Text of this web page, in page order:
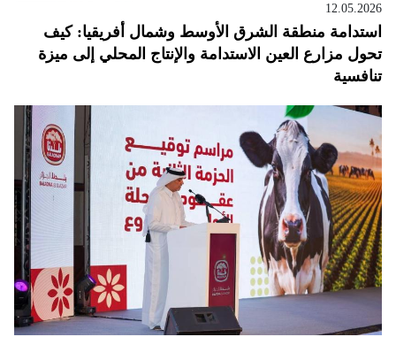
12.05.2026
استدامة منطقة الشرق الأوسط وشمال أفريقيا: كيف
تحول مزارع العين الاستدامة والإنتاج المحلي إلى ميزة
تنافسية